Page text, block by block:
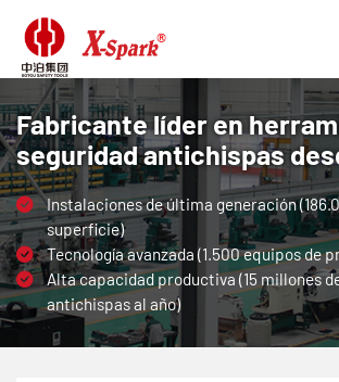
Fabricante líder en
seguridad antichispas
Instalaciones de última generación
superficie)
Tecnología avanzada (1.500 equipos de
Alta capacidad productiva (15 millones
antichispas al año)